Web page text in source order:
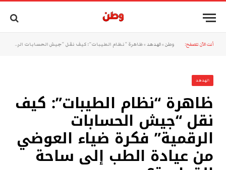
أنت الآن تتصفح: وطن »الهدهد »ظاهرة “نظام الطيبات”: كيف نقل “جيش الحسابات الرقمية” فكرة ضياء العوضي من عيادة الطب إلى ساحة القداسة؟
الهدهد
ظاهرة “نظام الطيبات”: كيف
نقل “جيش الحسابات
الرقمية” فكرة ضياء العوضي
من عيادة الطب إلى ساحة